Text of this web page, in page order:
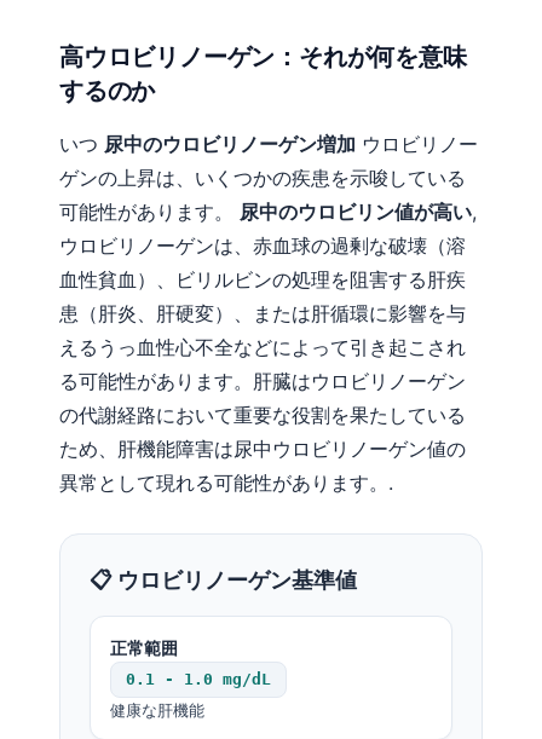
高ウロビリノーゲン：それが何を意味
するのか
いつ 尿中のウロビリノーゲン増加 ウロビリノー
ゲンの上昇は、いくつかの疾患を示唆している
可能性があります。 尿中のウロビリン値が高い,
ウロビリノーゲンは、赤血球の過剰な破壊（溶
血性貧血）、ビリルビンの処理を阻害する肝疾
患（肝炎、肝硬変）、または肝循環に影響を与
えるうっ血性心不全などによって引き起こされ
る可能性があります。肝臓はウロビリノーゲン
の代謝経路において重要な役割を果たしている
ため、肝機能障害は尿中ウロビリノーゲン値の
異常として現れる可能性があります。.
📋 ウロビリノーゲン基準値
正常範囲
0.1 - 1.0 mg/dL
健康な肝機能